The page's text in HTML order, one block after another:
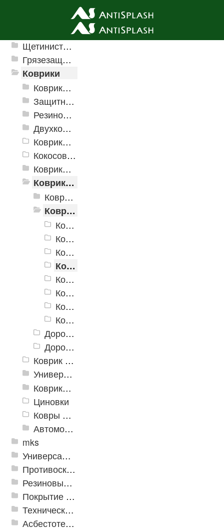
Ячеистые грязезащитные покрытия
Щетинистые покрытия
Грязезащитные, влаговпитывающие покрытия
Коврики
Коврики влаговпитывающие
Защитные коврики и лотки
Резиновые коврики
Двухкомпонентные коврики
Коврики на пенорезине
Кокосовые коврики
Коврики для ванн
Коврики и дорожки пористые (Лапша)
Коврики «Лапша»
Коврик придверный Dabar
Коврик придверный Dabar 011
Коврик придверный Dabar 017
Коврик придверный Dabar 087
Коврик придверный Dabar 115
Коврик придверный Dabar 140
Коврик придверный Dabar 141
Коврик придверный Dabar 142
Коврик придверный Dabar 143
Дорожка «Лапша»
Дорожка «Кели»
Коврик флокированный
Универсальные коврики
Коврики хлопковые
Циновки
Ковры для детской
Автомобильные коврики
mks
Универсальные модульные покрытия
Противоскользящая защита для лестниц, профили, ленты
Резиновые и ПВХ дорожки
Покрытие из резиновой крошки
Техническая резина
Асбестотехнические и теплоизоляционные материалы